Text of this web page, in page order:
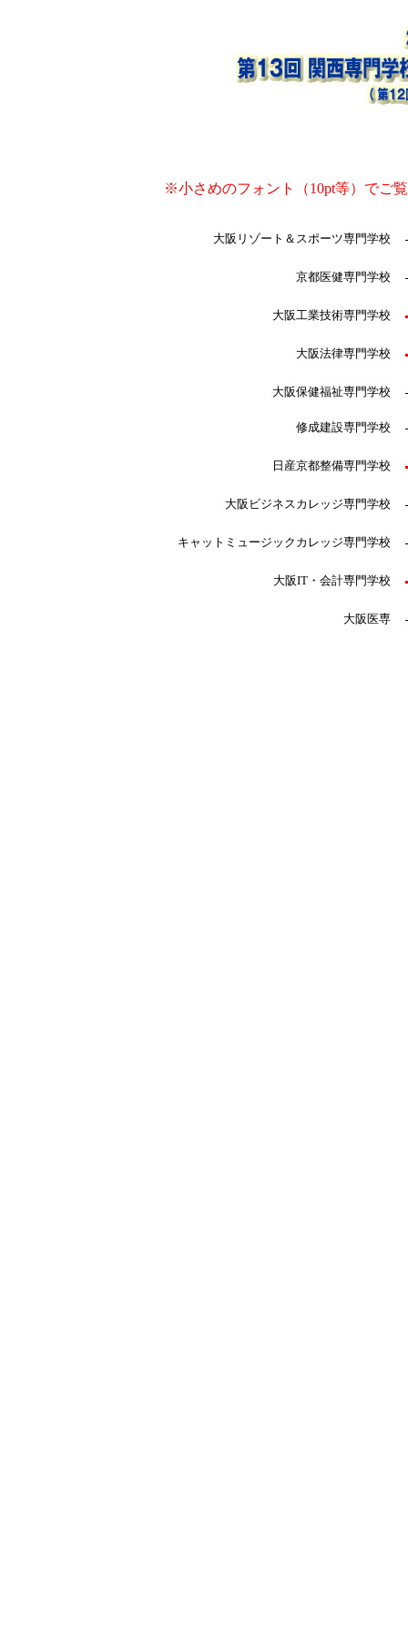
※小さめのフォント（10pt等）でご
大阪リゾート＆スポーツ専門学校
京都医健専門学校
大阪工業技術専門学校
大阪法律専門学校
大阪保健福祉専門学校
修成建設専門学校
日産京都整備専門学校
大阪ビジネスカレッジ専門学校
キャットミュージックカレッジ専門学校
大阪IT・会計専門学校
大阪医専